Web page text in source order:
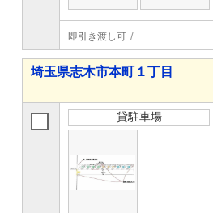
即引き渡し可
埼玉県志木市本町１丁目
貸駐車場